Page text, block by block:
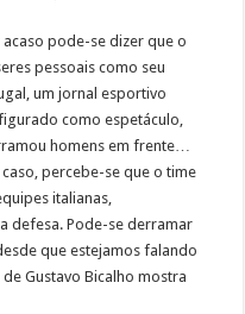
pode-se dizer que o
pessoais como seu
um jornal esportivo
como espetáculo,
homens em frente…
caso, percebe-se que o time
italianas,
defesa. Pode-se derramar
que estejamos falando
Gustavo Bicalho mostra